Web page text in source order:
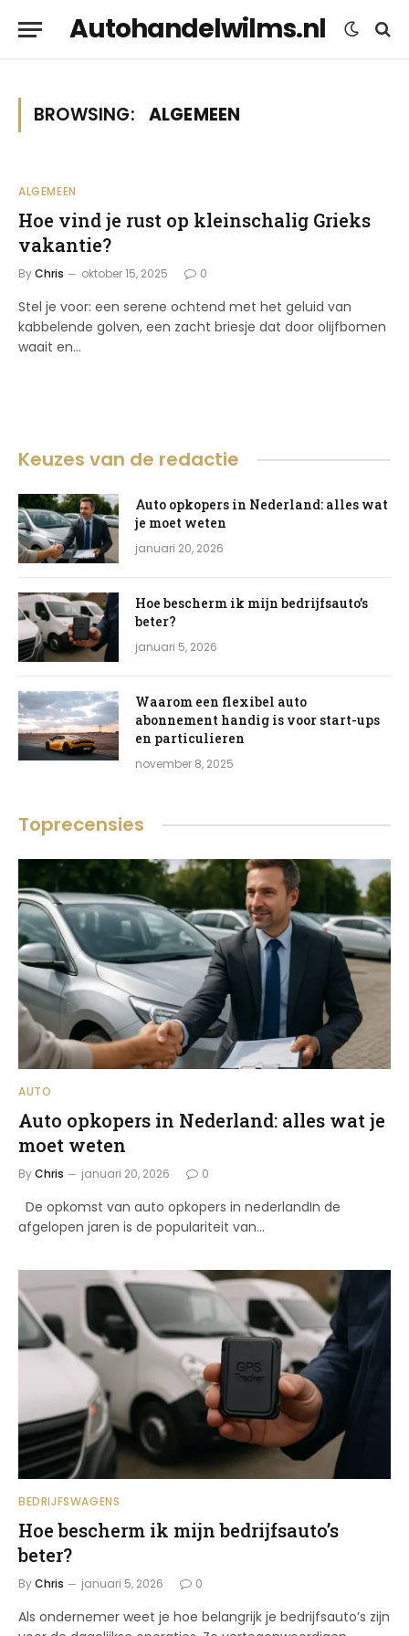
Autohandelwilms.nl
BROWSING: ALGEMEEN
ALGEMEEN
Hoe vind je rust op kleinschalig Grieks
vakantie?
ByChris oktober 15, 2025 0
Stel je voor: een serene ochtend met het geluid van
kabbelende golven, een zacht briesje dat door olijfbomen
waait en…
Keuzes van de redactie
Auto opkopers in Nederland: alles wat
je moet weten
januari 20, 2026
Hoe bescherm ik mijn bedrijfsauto’s
beter?
januari 5, 2026
Waarom een flexibel auto
abonnement handig is voor start-ups
en particulieren
november 8, 2025
Toprecensies
AUTO
Auto opkopers in Nederland: alles wat je
moet weten
ByChris januari 20, 2026 0
De opkomst van auto opkopers in nederlandIn de
afgelopen jaren is de populariteit van…
BEDRIJFSWAGENS
Hoe bescherm ik mijn bedrijfsauto’s
beter?
ByChris januari 5, 2026 0
Als ondernemer weet je hoe belangrijk je bedrijfsauto’s zijn